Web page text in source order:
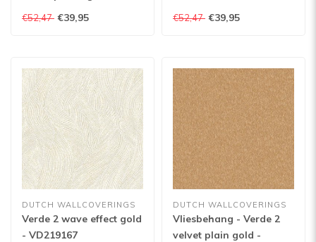
VD219161
€52,47 €39,95
VD219169
€52,47 €39,95
DUTCH WALLCOVERINGS
Verde 2 wave effect gold
- VD219167
DUTCH WALLCOVERINGS
Vliesbehang - Verde 2
velvet plain gold -